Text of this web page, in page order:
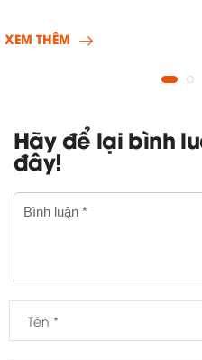
XEM THÊM
Hãy để lại bình
đây!